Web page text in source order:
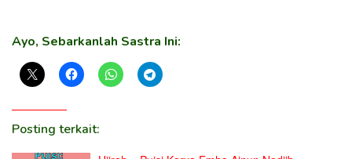
Ayo, Sebarkanlah Sastra Ini:
Posting terkait: